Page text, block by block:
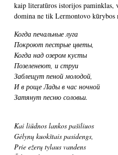
kaip literatūros istorijos paminklas,
domina ne tik Lermontovo kūrybos
Когда печальные луга
Покроют пестрые цветы,
Когда над озером кусты
Позеленеют, и струи
Заблещут пеной молодой,
И в роще Лады в час ночной
Затянут песню соловьи.
Kai liūdnos lankos pašiliuos
Gėlynų kuokštais pasidengs,
Prie ežerų tylaus vandens